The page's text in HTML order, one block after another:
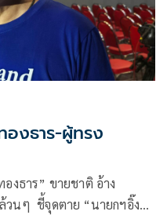
งธาร-ผู้ทรง
งธาร” ขายชาติ อ้าง
นๆ ชี้จุดตาย “นายกฯอิ๊งค์”